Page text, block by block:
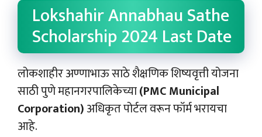
Lokshahir Annabhau Sathe
Scholarship 2024 Last Date
लोकशाहीर अण्णाभाऊ साठे शैक्षणिक शिष्यवृत्ती योजना
साठी पुणे महानगरपालिकेच्या(PMC Municipal
Corporation)अधिकृत पोर्टल वरून फॉर्म भरायचा
आहे.